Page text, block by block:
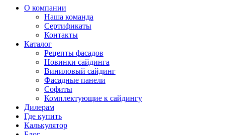
О компании
Наша команда
Сертификаты
Контакты
Каталог
Рецепты фасадов
Новинки сайдинга
Виниловый сайдинг
Фасадные панели
Софиты
Комплектующие к сайдингу
Дилерам
Где купить
Калькулятор